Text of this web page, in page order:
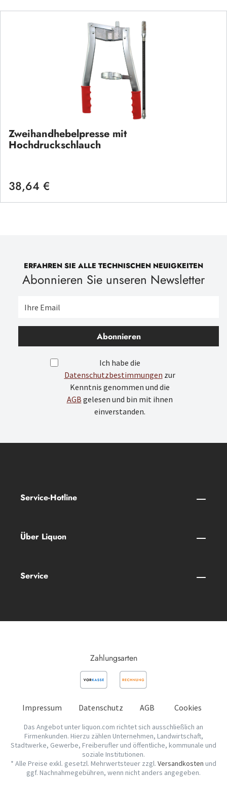
Zweihandhebelpresse mit
Hochdruckschlauch
Regulärer Preis:
38,64 €
ERFAHREN SIE ALLE TECHNISCHEN NEUIGKEITEN
Abonnieren Sie unseren Newsletter
Abonnieren
Ich habe die
Datenschutzbestimmungen zur
Kenntnis genommen und die
AGB gelesen und bin mit ihnen
einverstanden.
Service-Hotline
Über Liquon
Service
Zahlungsarten
Impressum Datenschutz AGB Cookies
Das Angebot unter liquon.com richtet sich ausschließlich an
Firmenkunden. Hierzu zählen Unternehmen, Landwirtschaft,
Stadtwerke, Gewerbe, Freiberufler und öffentliche, kommunale und
soziale Institutionen.
* Alle Preise exkl. gesetzl. Mehrwertsteuer zzgl. Versandkosten und
ggf. Nachnahmegebühren, wenn nicht anders angegeben.